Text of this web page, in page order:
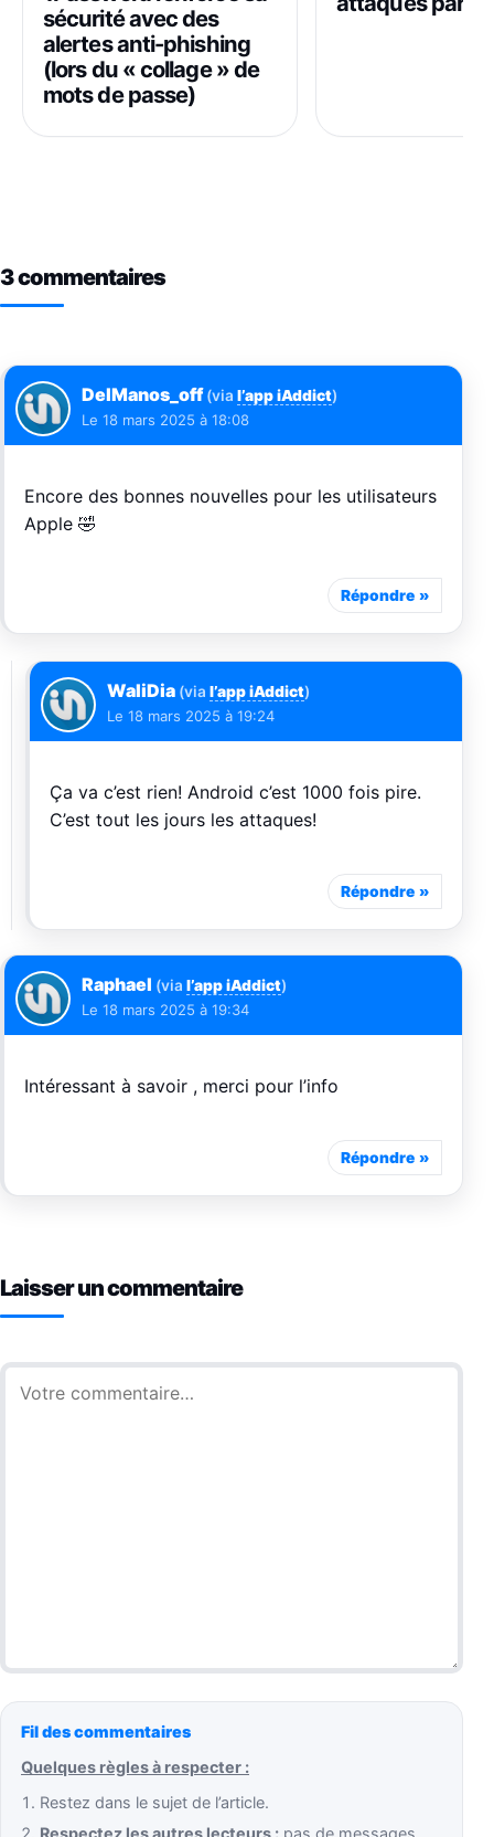
sécurité avec des
alertes anti-phishing
(lors du « collage » de
mots de passe)
3 commentaires
DelManos_off(via l’app iAddict)
Le 18 mars 2025 à 18:08
Encore des bonnes nouvelles pour les utilisateurs
Apple 🤣
Répondre
WaliDia (via l’app iAddict)
Le 18 mars 2025 à 19:24
Ça va c’est rien! Android c’est 1000 fois pire.
C’est tout les jours les attaques!
Répondre
Raphael (via l’app iAddict)
Le 18 mars 2025 à 19:34
Intéressant à savoir , merci pour l’info
Répondre
Laisser un commentaire
Commentaire
Fil des commentaires
Quelques règles à respecter :
Restez dans le sujet de l’article.